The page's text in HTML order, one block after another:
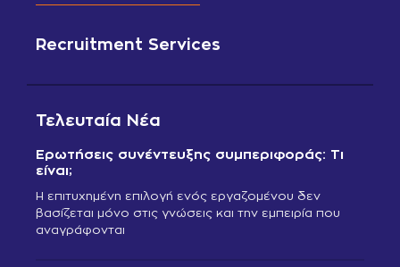
Recruitment Services
Τελευταία Νέα
Ερωτήσεις συνέντευξης συμπεριφοράς: Τι
είναι;
Η επιτυχημένη επιλογή ενός εργαζομένου δεν
βασίζεται μόνο στις γνώσεις και την εμπειρία που
αναγράφονται